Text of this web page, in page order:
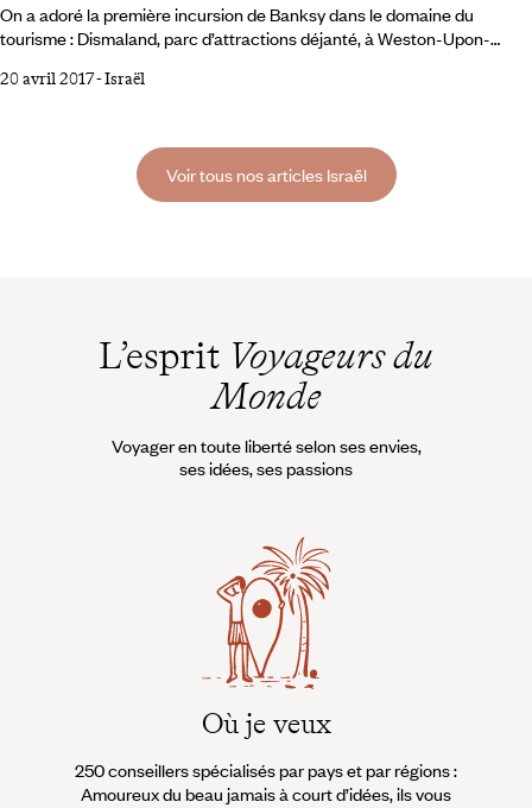
On a adoré la première incursion de Banksy dans le domaine du
tourisme : Dismaland, parc d’attractions déjanté, à Weston-Upon-
nos sociétés modernes, des crises environnementales aux crises
pêche aux canards façon marée noire, avec ses volatiles gluants de
20 avril 2017-Israël
Voir tous nos articles Israël
L’esprit Voyageurs du
Monde
Voyager en toute liberté selon ses envies,
ses idées, ses passions
Où je veux
250 conseillers spécialisés par pays et par régions :
Amoureux du beau jamais à court d’idées, ils vous